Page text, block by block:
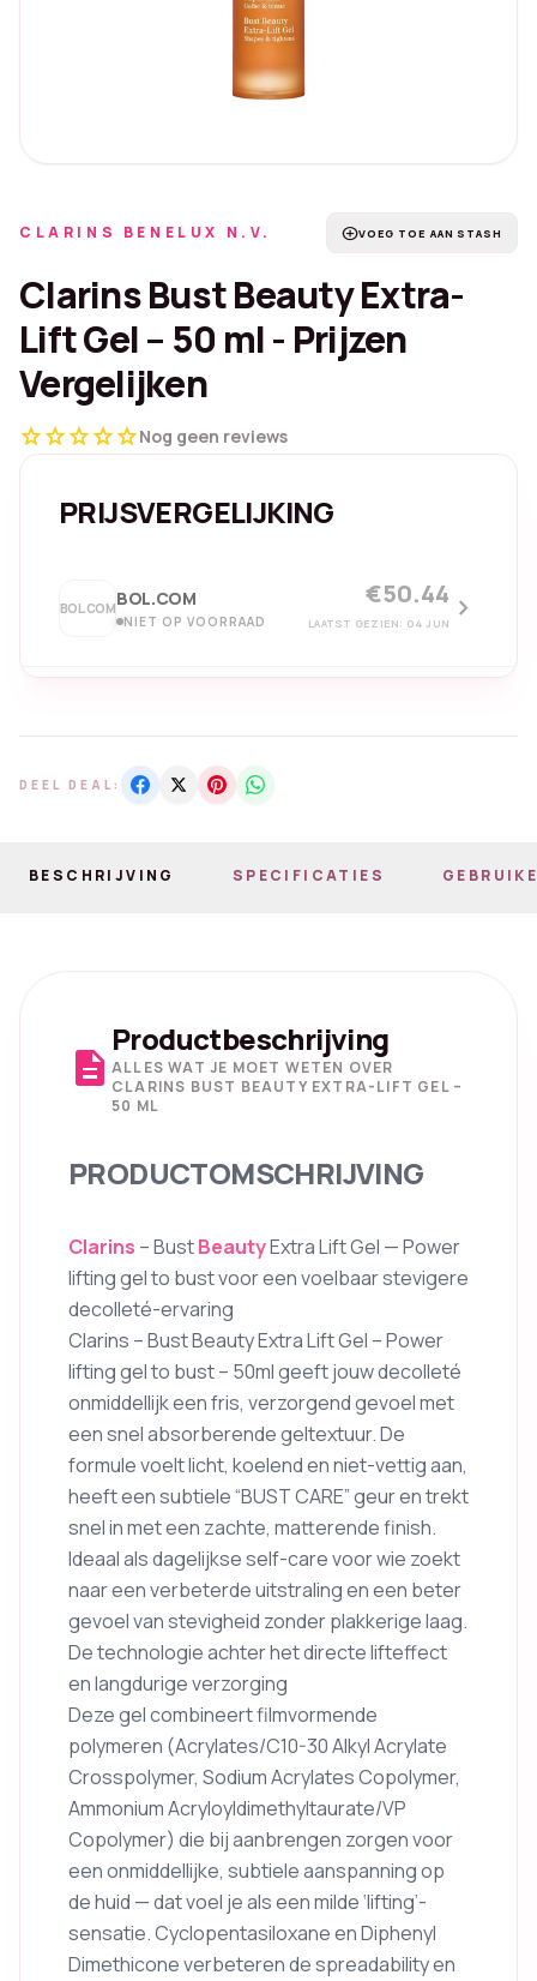
CLARINS BENELUX N.V. add_circleVOEG TOE AAN STASH
Clarins Bust Beauty Extra-
Lift Gel – 50 ml - Prijzen
Vergelijken
starstarstarstarstarNog geen reviews
PRIJSVERGELIJKING
BOL.COMBOL.COM
NIET OP VOORRAAD
€50.44
LAATST GEZIEN: 04 JUN chevron_right
DEEL DEAL:
BESCHRIJVING SPECIFICATIES
description
Productbeschrijving
ALLES WAT JE MOET WETEN OVER
CLARINS BUST BEAUTY EXTRA-LIFT GEL –
50 ML
PRODUCTOMSCHRIJVING
Clarins – BustBeautyExtra Lift Gel — Power
lifting gel to bust voor een voelbaar stevigere
decolleté-ervaring
Clarins – Bust Beauty Extra Lift Gel – Power
lifting gel to bust – 50ml geeft jouw decolleté
onmiddellijk een fris, verzorgend gevoel met
een snel absorberende geltextuur. De
formule voelt licht, koelend en niet-vettig aan,
heeft een subtiele “BUST CARE” geur en trekt
snel in met een zachte, matterende finish.
Ideaal als dagelijkse self-care voor wie zoekt
naar een verbeterde uitstraling en een beter
gevoel van stevigheid zonder plakkerige laag.
De technologie achter het directe lifteffect
en langdurige verzorging
Deze gel combineert filmvormende
polymeren (Acrylates/C10-30 Alkyl Acrylate
Crosspolymer, Sodium Acrylates Copolymer,
Ammonium Acryloyldimethyltaurate/VP
Copolymer) die bij aanbrengen zorgen voor
een onmiddellijke, subtiele aanspanning op
de huid — dat voel je als een milde ‘lifting’-
sensatie. Cyclopentasiloxane en Diphenyl
Dimethicone verbeteren de spreadability en